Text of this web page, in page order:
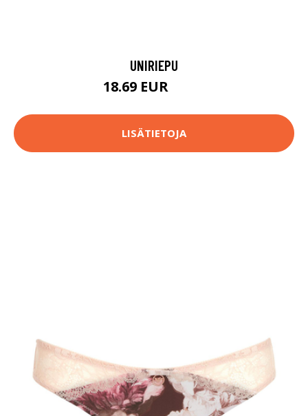
UNIRIEPU
18.69 EUR
LISÄTIETOJA